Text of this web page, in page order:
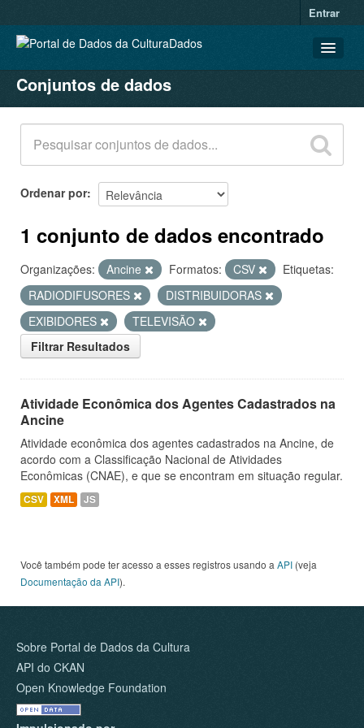
Entrar
CONJUNTOS DE DADOS
ORGANIZAÇÕES
GRUPOS
SOBRE
Conjuntos de dados
Ordenar por
1 conjunto de dados encontrado
Organizações: Ancine Formatos: CSV
Etiquetas:
RADIODIFUSORES
DISTRIBUIDORAS
EXIBIDORES
TELEVISÃO
Filtrar Resultados
Atividade Econômica dos Agentes Cadastrados na
Ancine
Atividade econômica dos agentes cadastrados na Ancine, de
acordo com a Classificação Nacional de Atividades
Econômicas (CNAE), e que se encontram em situação regular.
CSV XML JS
Você também pode ter acesso a esses registros usando a API (veja
Documentação da API).
Sobre Portal de Dados da Cultura
API do CKAN
Open Knowledge Foundation